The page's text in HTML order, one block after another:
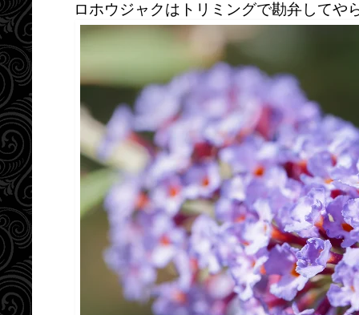
ロホウジャクはトリミングで勘弁してや